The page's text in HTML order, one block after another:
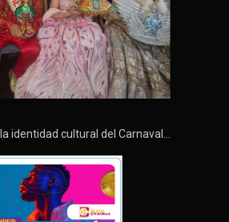
identidad cultural del Carnaval…